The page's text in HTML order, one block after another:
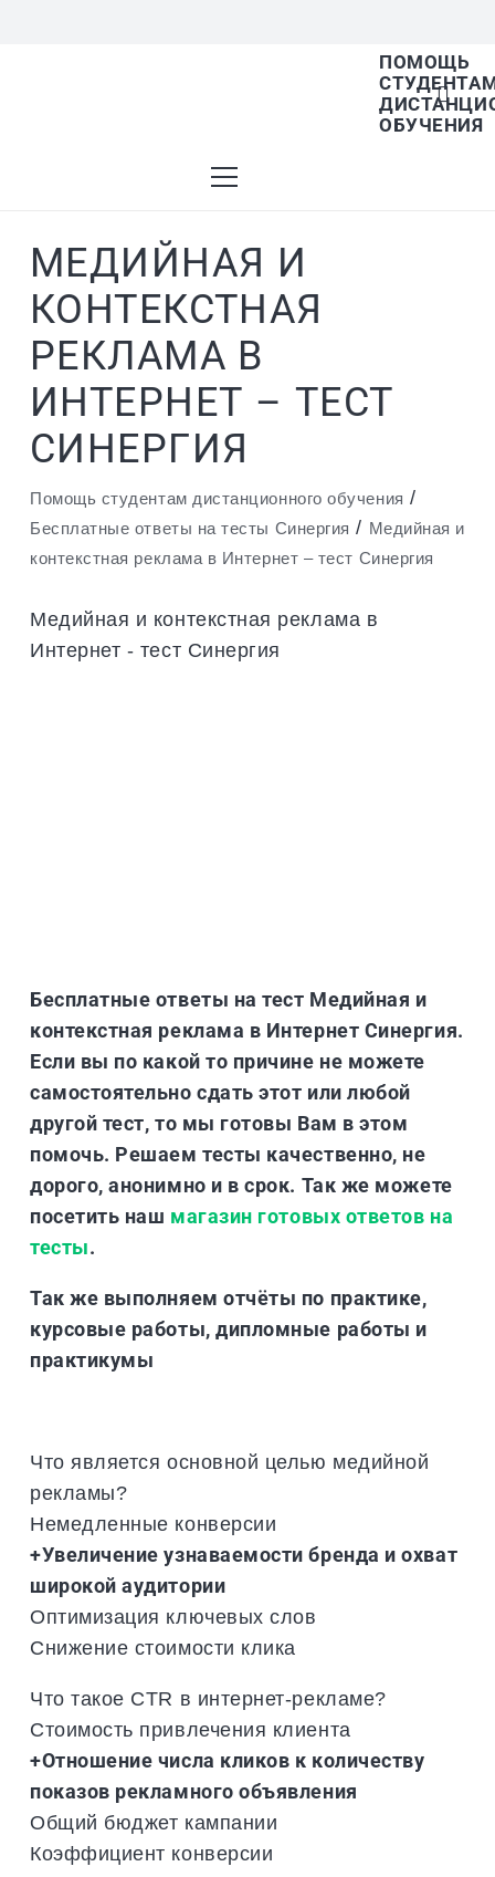
ПОМОЩЬ
ОБУЧЕНИЯ
списке найденных результатов
МЕДИЙНАЯ И
КОНТЕКСТНАЯ
РЕКЛАМА В
ИНТЕРНЕТ – ТЕСТ
СИНЕРГИЯ
Помощь студентам дистанционного обучения /
Бесплатные ответы на тесты Синергия / Медийная и
контекстная реклама в Интернет – тест Синергия
Медийная и контекстная реклама в
Интернет - тест Синергия
Бесплатные ответы на тест Медийная и
контекстная реклама в Интернет Синергия.
Если вы по какой то причине не можете
самостоятельно сдать этот или любой
другой тест, то мы готовы Вам в этом
помочь. Решаем тесты качественно, не
дорого, анонимно и в срок. Так же можете
посетить наш магазин готовых ответов на
тесты.
Так же выполняем отчёты по практике,
курсовые работы, дипломные работы и
практикумы
Что является основной целью медийной
рекламы?
Немедленные конверсии
+Увеличение узнаваемости бренда и охват
широкой аудитории
Оптимизация ключевых слов
Снижение стоимости клика
Что такое CTR в интернет-рекламе?
Стоимость привлечения клиента
+Отношение числа кликов к количеству
показов рекламного объявления
Общий бюджет кампании
Коэффициент конверсии